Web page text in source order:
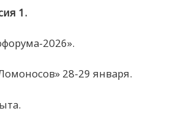
1.
2026».
28-29 января.